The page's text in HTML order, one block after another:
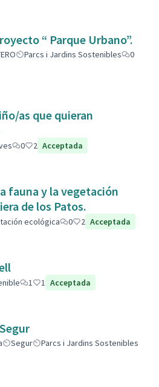
“ Parque Urbano”.
Parcs i Jardins Sostenibles
0
as que quieran
0 2 Acceptada
fauna y la vegetación
de los Patos.
ecológica 0 2 Acceptada
1 1 Acceptada
Segur
Parcs i Jardins Sostenibles